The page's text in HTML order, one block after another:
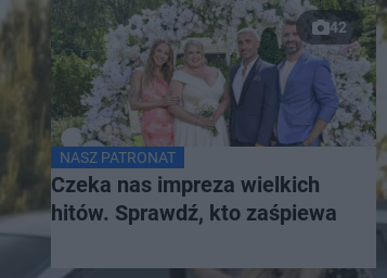
42
NASZ PATRONAT
Czeka nas impreza wielkich
hitów. Sprawdź, kto zaśpiewa